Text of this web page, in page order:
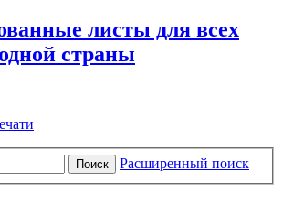
листы для всех
страны
Поиск
Расширенный поиск